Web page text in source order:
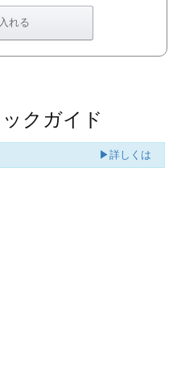
クガイド
▶詳しくは